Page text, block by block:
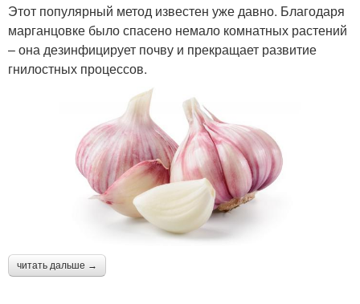
Этот популярный метод известен уже давно. Благодаря
марганцовке было спасено немало комнатных растений
– она дезинфицирует почву и прекращает развитие
гнилостных процессов.
читать дальше →